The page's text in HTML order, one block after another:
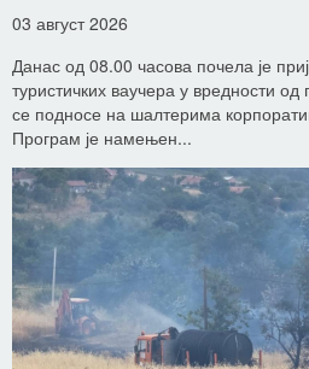
03 август 2026
Данас од 08.00 часова почела је
туристичких ваучера у вредности
се подносе на шалтерима
Програм је намењен...